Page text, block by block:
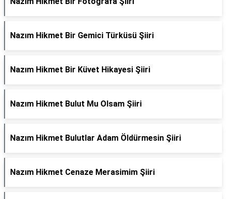
Nazım Hikmet Bir Gemici Türküsü Şiiri
Nazım Hikmet Bir Küvet Hikayesi Şiiri
Nazım Hikmet Bulut Mu Olsam Şiiri
Nazım Hikmet Bulutlar Adam Öldürmesin Şiiri
Nazım Hikmet Cenaze Merasimim Şiiri